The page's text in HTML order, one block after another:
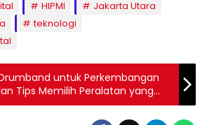
HIPMI
Jakarta Utara
teknologi
untuk Perkembangan
Tips Memilih Peralatan yang